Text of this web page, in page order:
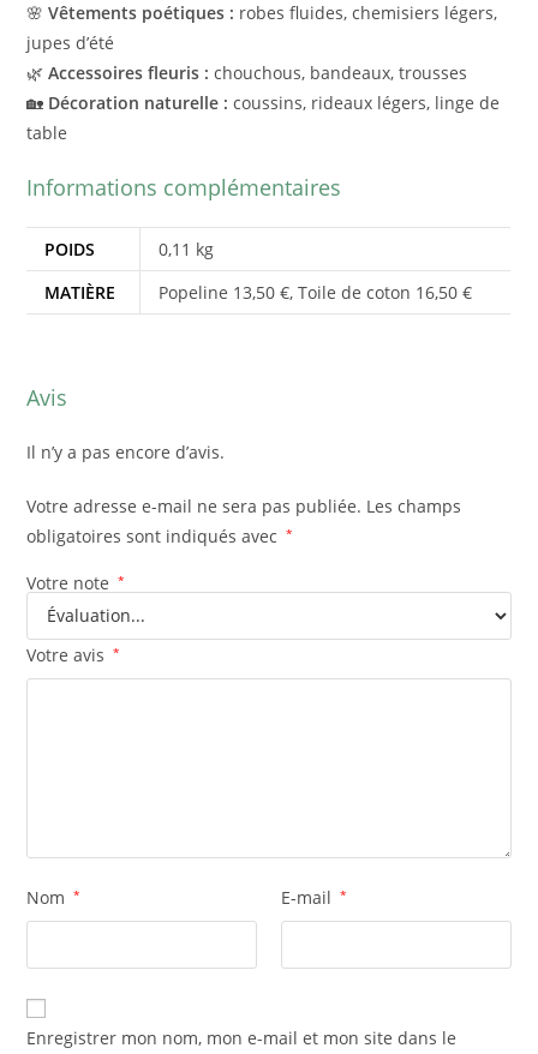
🌸Vêtements poétiques : robes fluides, chemisiers légers,
jupes d’été
🌿Accessoires fleuris : chouchous, bandeaux, trousses
🏡 Décoration naturelle : coussins, rideaux légers, linge de
table
Informations complémentaires
POIDS
0,11 kg
MATIÈRE
Popeline 13,50 €, Toile de coton 16,50 €
Avis
Il n’y a pas encore d’avis.
Votre adresse e-mail ne sera pas publiée. Les champs
obligatoires sont indiqués avec
*
Votre note *
Votre avis *
Nom * E-mail *
Enregistrer mon nom, mon e-mail et mon site dans le